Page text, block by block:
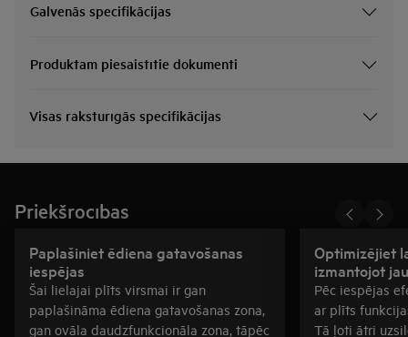
Galvenās specifikācijas
Produktam piesaistītie dokumenti
Visas raksturīgās specifikācijas
Priekšrocības
Paplašiniet ēdiena gatavošanas
iespējas
Šai lielajai plīts virsmai ir gan
paplašināma ēdiena gatavošanas zona,
gan ovāla daudzfunkcionāla zona, tāpēc
Optimizējiet
izmantojot
Pēc iespējas
ar plīts
Tā ļoti ātri